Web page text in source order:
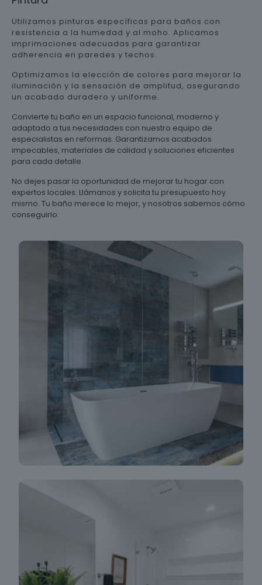
Utilizamos pinturas específicas para baños con
resistencia a la humedad y al moho. Aplicamos
imprimaciones adecuadas para garantizar
adherencia en paredes y techos.
Optimizamos la elección de colores para mejorar la
iluminación y la sensación de amplitud, asegurando
un acabado duradero y uniforme.
Convierte tu baño en un espacio funcional, moderno y
adaptado a tus necesidades con nuestro equipo de
especialistas en reformas. Garantizamos acabados
impecables, materiales de calidad y soluciones eficientes
para cada detalle.
No dejes pasar la oportunidad de mejorar tu hogar con
expertos locales. Llámanos y solicita tu presupuesto hoy
mismo. Tu baño merece lo mejor, y nosotros sabemos cómo
conseguirlo.